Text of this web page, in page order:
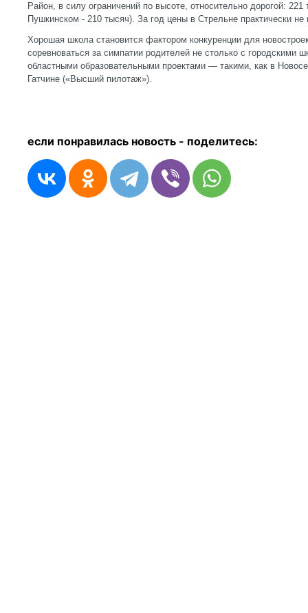
Район, в силу ограничений по высоте, относительно дорогой:
Пушкинском - 210 тысяч). За год цены в Стрельне практически не
Хорошая школа становится фактором конкуренции для
соревноваться за симпатии родителей не столько с городскими
областными образовательными проектами — такими, как в
Гатчине («Высший пилотаж»).
если понравилась новость - поделитесь: